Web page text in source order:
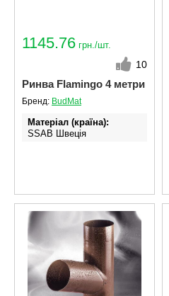
1145.76 грн./шт.
10
Ринва Flamingo 4 метри
Бренд: BudMat
Матеріал (країна)
SSAB Швеція